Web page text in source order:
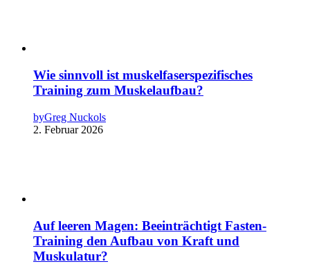
Wie sinnvoll ist muskelfaserspezifisches
Training zum Muskelaufbau?
byGreg Nuckols
2. Februar 2026
Auf leeren Magen: Beeinträchtigt Fasten-
Training den Aufbau von Kraft und
Muskulatur?